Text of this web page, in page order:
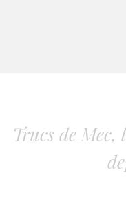
Trucs de